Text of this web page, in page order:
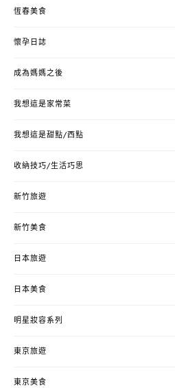
恆春美食
懷孕日誌
成為媽媽之後
我想這是家常菜
我想這是甜點/西點
收納技巧/生活巧思
新竹旅遊
新竹美食
日本旅遊
日本美食
明星妝容系列
東京旅遊
東京美食